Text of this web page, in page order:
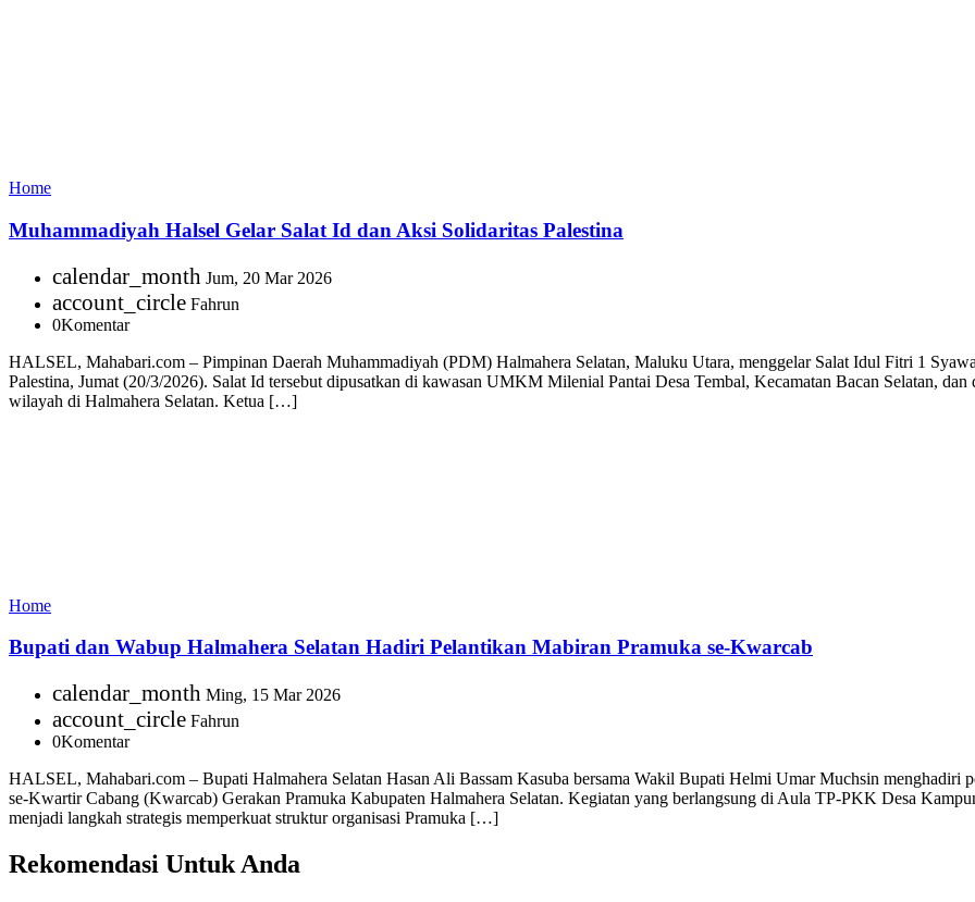
Home
Muhammadiyah Halsel Gelar Salat Id dan Aksi Solidaritas Palestina
calendar_month Jum, 20 Mar 2026
account_circle Fahrun
0Komentar
HALSEL, Mahabari.com – Pimpinan Daerah Muhammadiyah (PDM) Halmahera Selatan, Maluku Utara, menggelar Salat Idul Fitri 1
Palestina, Jumat (20/3/2026). Salat Id tersebut dipusatkan di kawasan UMKM Milenial Pantai Desa Tembal, Kecamatan Bacan Selatan,
wilayah di Halmahera Selatan. Ketua […]
Home
Bupati dan Wabup Halmahera Selatan Hadiri Pelantikan Mabiran Pramuka se-Kwarcab
calendar_month Ming, 15 Mar 2026
account_circle Fahrun
0Komentar
HALSEL, Mahabari.com – Bupati Halmahera Selatan Hasan Ali Bassam Kasuba bersama Wakil Bupati Helmi Umar Muchsin menghadiri
se-Kwartir Cabang (Kwarcab) Gerakan Pramuka Kabupaten Halmahera Selatan. Kegiatan yang berlangsung di Aula TP-PKK Desa
menjadi langkah strategis memperkuat struktur organisasi Pramuka […]
Rekomendasi Untuk Anda